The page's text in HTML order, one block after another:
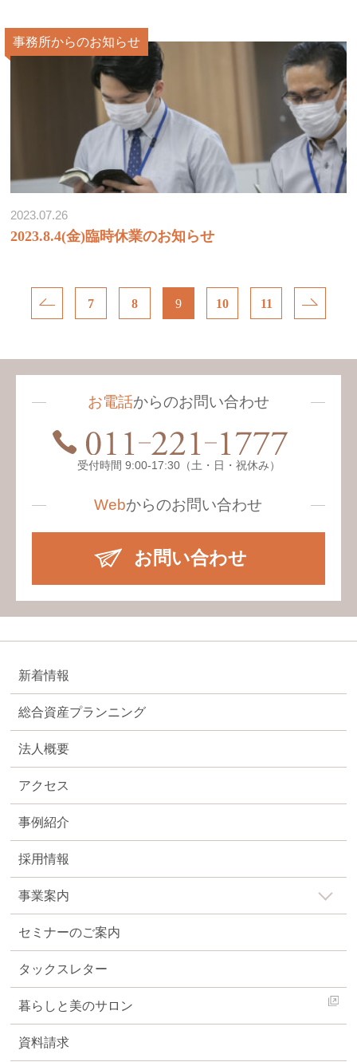
事務所からのお知らせ
2023.07.26
2023.8.4(金)臨時休業のお知らせ
7 8 9 10 11
お電話からのお問い合わせ
受付時間 9:00-17:30（土・日・祝休み）
Webからのお問い合わせ
お問い合わせ
新着情報
総合資産プランニング
法人概要
アクセス
事例紹介
採用情報
事業案内
セミナーのご案内
タックスレター
暮らしと美のサロン
資料請求